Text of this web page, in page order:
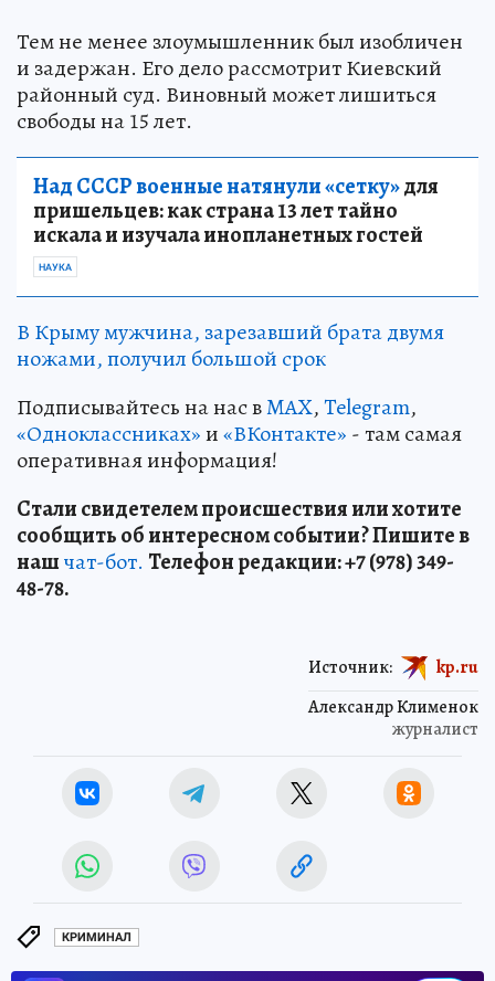
Тем не менее злоумышленник был изобличен
и задержан. Его дело рассмотрит Киевский
районный суд. Виновный может лишиться
свободы на 15 лет.
Над СССР военные натянули «сетку»для
пришельцев: как страна 13 лет тайно
искала и изучала инопланетных гостей
НАУКА
В Крыму мужчина, зарезавший брата двумя
ножами, получил большой срок
Подписывайтесь на нас вMAX,Telegram,
«Одноклассниках»и«ВКонтакте» - там самая
оперативная информация!
Стали свидетелем происшествия или хотите
сообщить об интересном событии? Пишите в
нашчат-бот. Телефон редакции: +7 (978) 349-
48-78.
Александр Клименок
журналист
Источник: kp.ru
КРИМИНАЛ